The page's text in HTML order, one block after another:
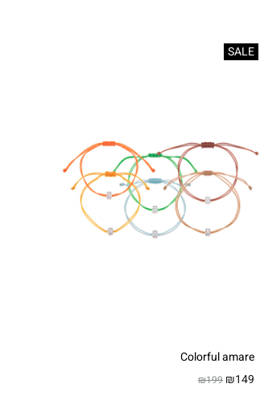
SALE
Colorful amare
₪149
₪199